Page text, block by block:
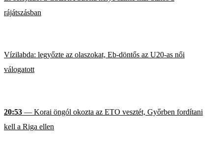
rájátszásban
Vízilabda: legyőzte az olaszokat, Eb-döntős az U20-as női
válogatott
20:53 — Korai öngól okozta az ETO vesztét, Győrben fordítani
kell a Riga ellen